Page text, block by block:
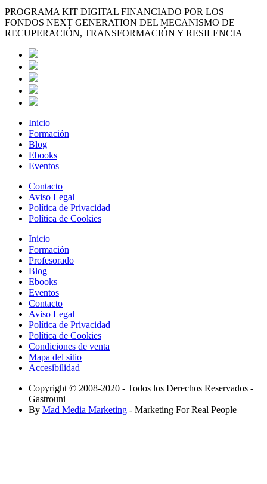
PROGRAMA KIT DIGITAL FINANCIADO POR LOS
FONDOS NEXT GENERATION DEL MECANISMO DE
RECUPERACIÓN, TRANSFORMACIÓN Y RESILENCIA
Inicio
Formación
Blog
Ebooks
Eventos
Contacto
Aviso Legal
Política de Privacidad
Política de Cookies
Inicio
Formación
Profesorado
Blog
Ebooks
Eventos
Contacto
Aviso Legal
Política de Privacidad
Política de Cookies
Condiciones de venta
Mapa del sitio
Accesibilidad
Copyright © 2008-2020 - Todos los Derechos Reservados -
Gastrouni
By Mad Media Marketing - Marketing For Real People